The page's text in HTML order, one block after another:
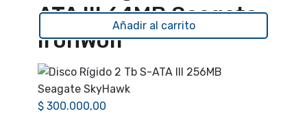
ATA III 64MB Seagate
IronWolf
Añadir al carrito
$ 300.000,00